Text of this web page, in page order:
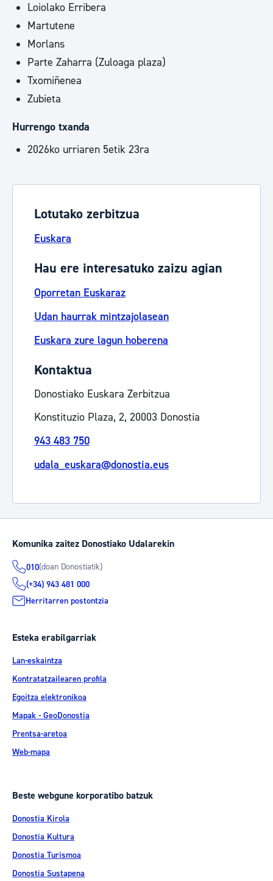
Loiolako Erribera
Martutene
Morlans
Parte Zaharra (Zuloaga plaza)
Txomiñenea
Zubieta
Hurrengo txanda
2026ko urriaren 5etik 23ra
Lotutako zerbitzua
Euskara
Hau ere interesatuko zaizu agian
Oporretan Euskaraz
Udan haurrak mintzajolasean
Euskara zure lagun hoberena
Kontaktua
Donostiako Euskara Zerbitzua
Konstituzio Plaza, 2, 20003 Donostia
943 483 750
udala_euskara@donostia.eus
Komunika zaitez Donostiako Udalarekin
010(doan Donostiatik)
(+34) 943 481 000
Herritarren postontzia
Esteka erabilgarriak
Lan-eskaintza
Kontratatzailearen profila
Egoitza elektronikoa
Mapak - GeoDonostia
Prentsa-aretoa
Web-mapa
Beste webgune korporatibo batzuk
Donostia Kirola
Donostia Kultura
Donostia Turismoa
Donostia Sustapena